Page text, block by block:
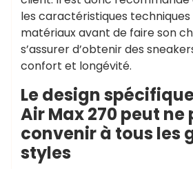
les caractéristiques
matériaux avant de faire son
s’assurer d’obtenir des
confort et longévité.
Le design
Air Max 270 peut ne
convenir à tous les
styles